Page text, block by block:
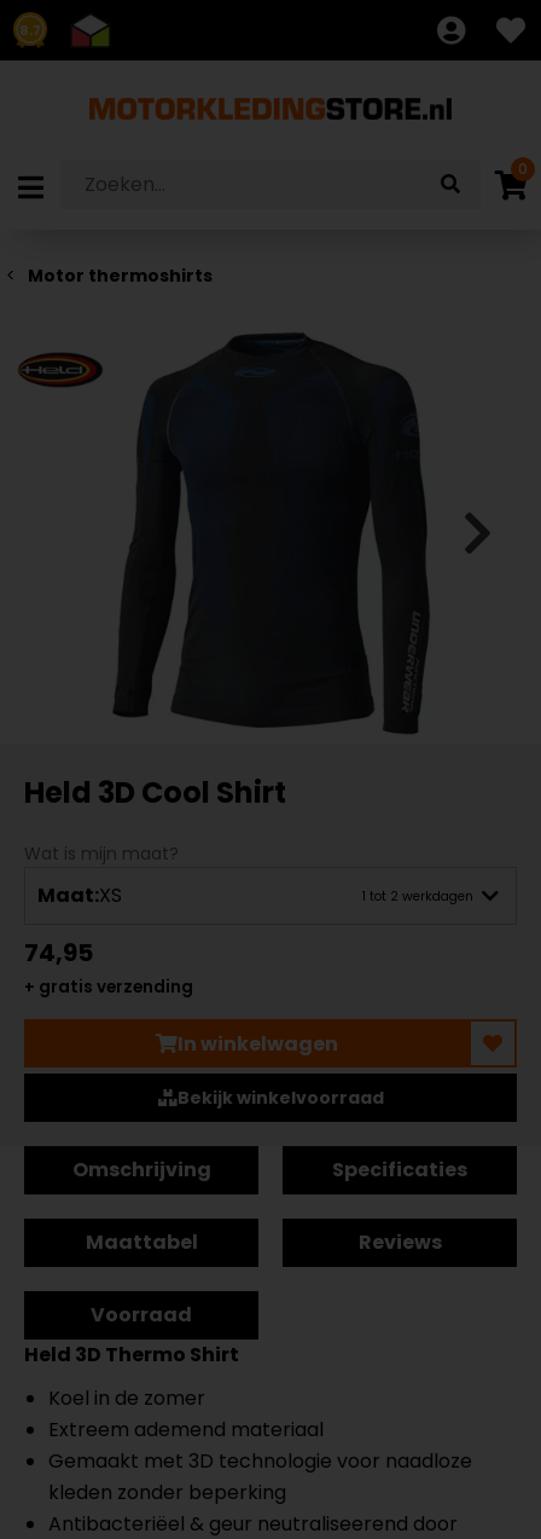
8.7
0
Motor thermoshirts
Held 3D Cool Shirt
Wat is mijn maat?
Maat:XS 1 tot 2 werkdagen
74,95
+ gratis verzending
In winkelwagen
Bekijk winkelvoorraad
Omschrijving Specificaties
Maattabel Reviews
Voorraad
Held 3D Thermo Shirt
Koel in de zomer
Extreem ademend materiaal
Gemaakt met 3D technologie voor naadloze
kleden zonder beperking
Antibacteriëel & geur neutraliseerend door